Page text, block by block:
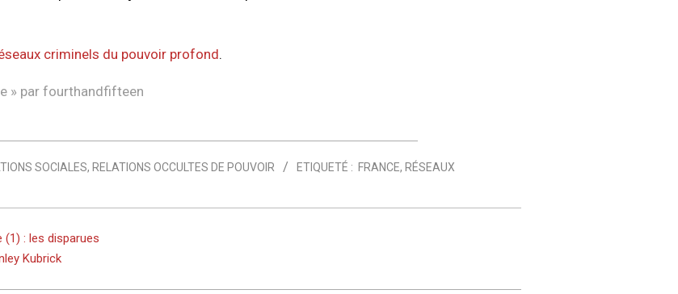
criminels du pouvoir profond.
» par fourthandfifteen
SOCIALES, RELATIONS OCCULTES DE POUVOIR ETIQUETÉ : FRANCE, RÉSEAUX
(1) : les disparues
Kubrick